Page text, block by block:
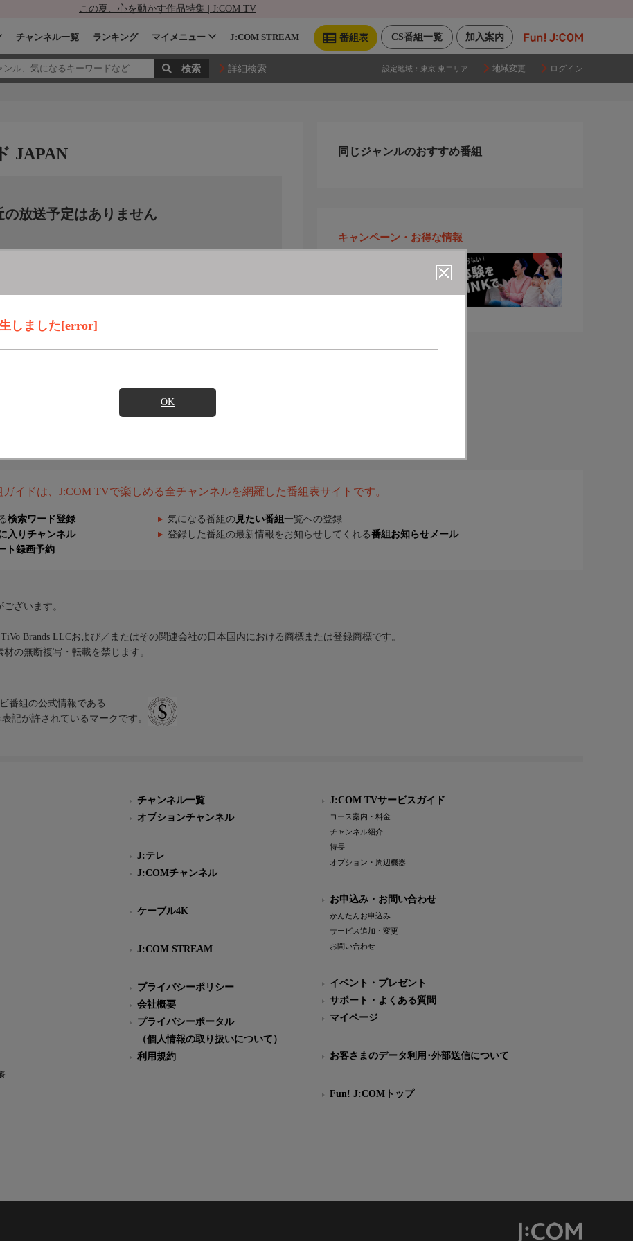
この夏、心を動かす作品特集 | J:COM TV
加入案内
CS番組一覧
番組表
チャンネル一覧 ランキング マイメニュー J:COM STREAM
詳細検索 設定地域： 東京 東エリア 地域変更 ログイン
しました[error]
OK
JAPAN
の放送予定はありません
同じジャンルのおすすめ番組
キャンペーン・お得な情報
ガイドは、J:COM TVで楽しめる全チャンネルを網羅した番組表サイトです。
検索ワード登録 気になる番組の 見たい番組 一覧への登録
入りチャンネル 登録した番組の最新情報をお知らせしてくれる番組お知らせメール
ト録画予約
ざいます。
Brands LLCおよび／またはその関連会社の日本国内における商標または登録商標です。
の無断複写・転載を禁じます。
番組の公式情報である
記が許されているマークです。
チャンネル一覧
オプションチャンネル
J:テレ
J:COMチャンネル
ケーブル4K
J:COM STREAM
プライバシーポリシー
会社概要
プライバシーポータル
（個人情報の取り扱いについて）
利用規約
J:COM TVサービスガイド
コース案内・料金
チャンネル紹介
特長
オプション・周辺機器
お申込み・お問い合わせ
かんたんお申込み
サービス追加・変更
お問い合わせ
イベント・プレゼント
サポート・よくある質問
マイページ
お客さまのデータ利用･外部送信について
Fun! J:COMトップ